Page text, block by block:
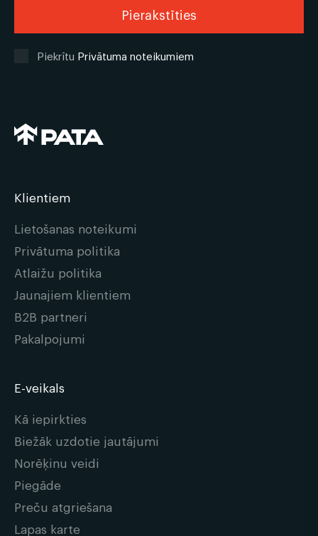
Piekrītu Privātuma noteikumiem
Klientiem
Lietošanas noteikumi
Privātuma politika
Atlaižu politika
Jaunajiem klientiem
B2B partneri
Pakalpojumi
E-veikals
Kā iepirkties
Biežāk uzdotie jautājumi
Norēķinu veidi
Piegāde
Preču atgriešana
Lapas karte